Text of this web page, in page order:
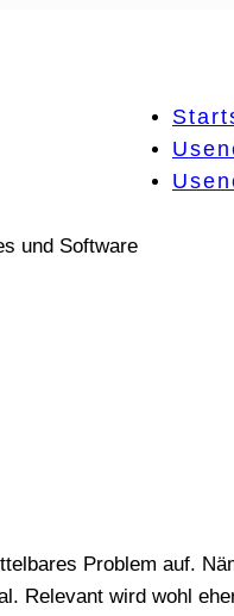
und Software
Problem auf.
Relevant wird wohl